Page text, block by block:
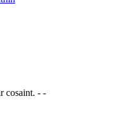
cosaint. - -